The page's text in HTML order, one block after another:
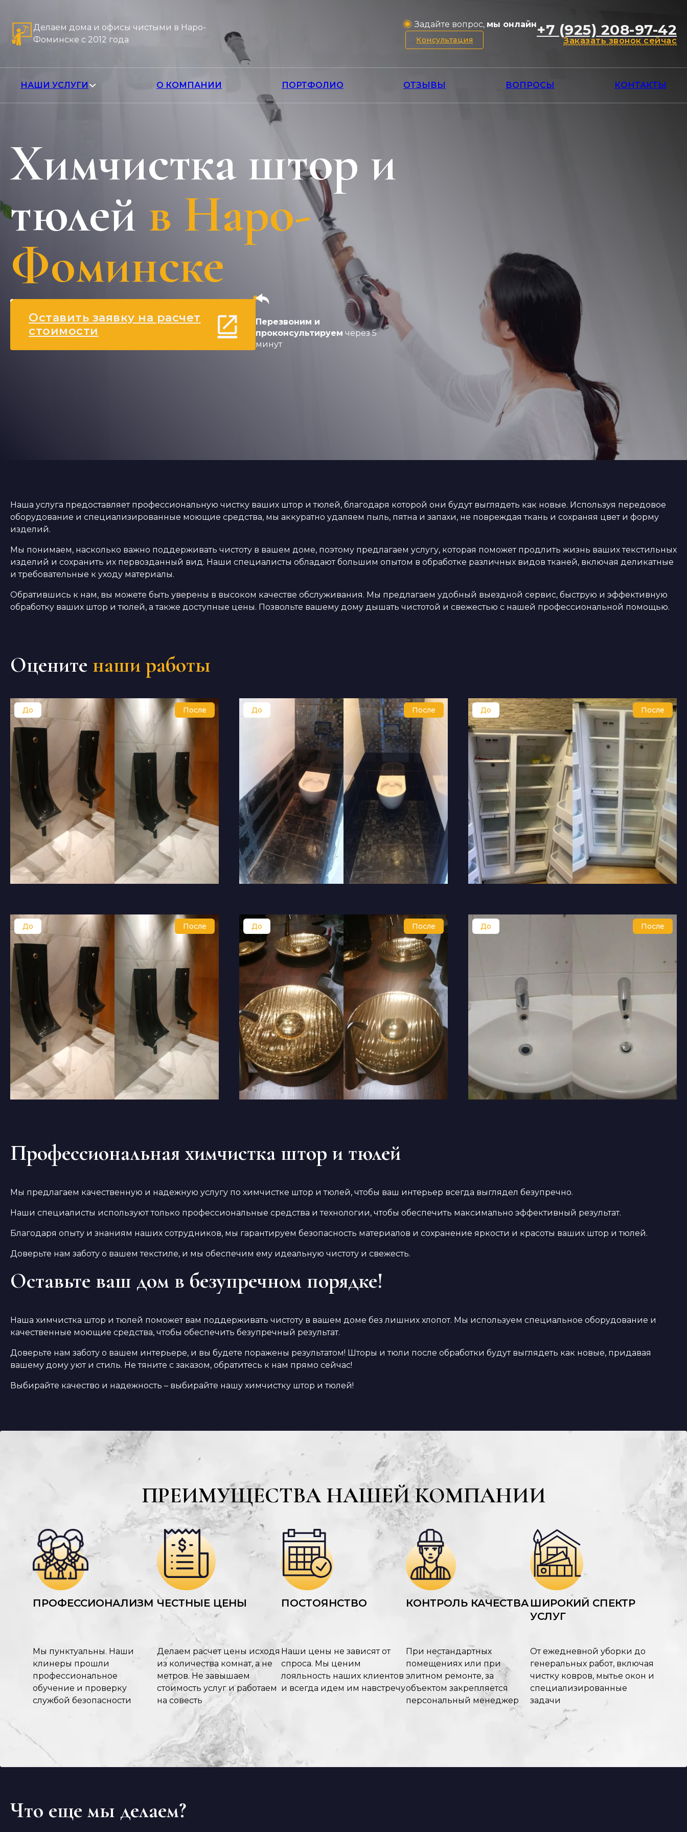
Делаем дома и офисы чистыми в Наро-
Фоминске с 2012 года
Задайте вопрос, мы онлайн
Консультация
+7 (925) 208-97-42
Заказать звонок сейчас
НАШИ УСЛУГИ О КОМПАНИИ ПОРТФОЛИО ОТЗЫВЫ ВОПРОСЫ КОНТАКТЫ
Химчистка штор и
тюлей в Наро-
Фоминске
Оставить заявку на расчет
стоимости
Перезвоним и
проконсультируем через 5
минут
Наша услуга предоставляет профессиональную чистку ваших штор и тюлей, благодаря которой они будут выглядеть как новые. Используя передовое
оборудование и специализированные моющие средства, мы аккуратно удаляем пыль, пятна и запахи, не повреждая ткань и сохраняя цвет и форму
изделий.
Мы понимаем, насколько важно поддерживать чистоту в вашем доме, поэтому предлагаем услугу, которая поможет продлить жизнь ваших текстильных
изделий и сохранить их первозданный вид. Наши специалисты обладают большим опытом в обработке различных видов тканей, включая деликатные
и требовательные к уходу материалы.
Обратившись к нам, вы можете быть уверены в высоком качестве обслуживания. Мы предлагаем удобный выездной сервис, быструю и эффективную
обработку ваших штор и тюлей, а также доступные цены. Позвольте вашему дому дышать чистотой и свежестью с нашей профессиональной помощью.
Оцените наши работы
Профессиональная химчистка штор и тюлей
Мы предлагаем качественную и надежную услугу по химчистке штор и тюлей, чтобы ваш интерьер всегда выглядел безупречно.
Наши специалисты используют только профессиональные средства и технологии, чтобы обеспечить максимально эффективный результат.
Благодаря опыту и знаниям наших сотрудников, мы гарантируем безопасность материалов и сохранение яркости и красоты ваших штор и тюлей.
Доверьте нам заботу о вашем текстиле, и мы обеспечим ему идеальную чистоту и свежесть.
Оставьте ваш дом в безупречном порядке!
Наша химчистка штор и тюлей поможет вам поддерживать чистоту в вашем доме без лишних хлопот. Мы используем специальное оборудование и
качественные моющие средства, чтобы обеспечить безупречный результат.
Доверьте нам заботу о вашем интерьере, и вы будете поражены результатом! Шторы и тюли после обработки будут выглядеть как новые, придавая
вашему дому уют и стиль. Не тяните с заказом, обратитесь к нам прямо сейчас!
Выбирайте качество и надежность – выбирайте нашу химчистку штор и тюлей!
ПРЕИМУЩЕСТВА НАШЕЙ КОМПАНИИ
ПРОФЕССИОНАЛИЗМ
Мы пунктуальны. Наши
клинеры прошли
профессиональное
обучение и проверку
службой безопасности
ЧЕСТНЫЕ ЦЕНЫ
Делаем расчет цены исходя
из количества комнат, а не
метров. Не завышаем
стоимость услуг и работаем
на совесть
ПОСТОЯНСТВО
Наши цены не зависят от
спроса. Мы ценим
лояльность наших клиентов
и всегда идем им навстречу
КОНТРОЛЬ КАЧЕСТВА
При нестандартных
помещениях или при
элитном ремонте, за
объектом закрепляется
персональный менеджер
ШИРОКИЙ СПЕКТР
УСЛУГ
От ежедневной уборки до
генеральных работ, включая
чистку ковров, мытье окон и
специализированные
задачи
Что еще мы делаем?